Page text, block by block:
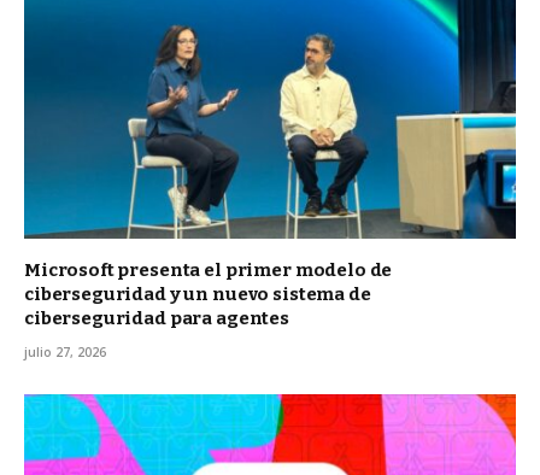
Microsoft presenta el primer modelo de
ciberseguridad y un nuevo sistema de
ciberseguridad para agentes
julio 27, 2026